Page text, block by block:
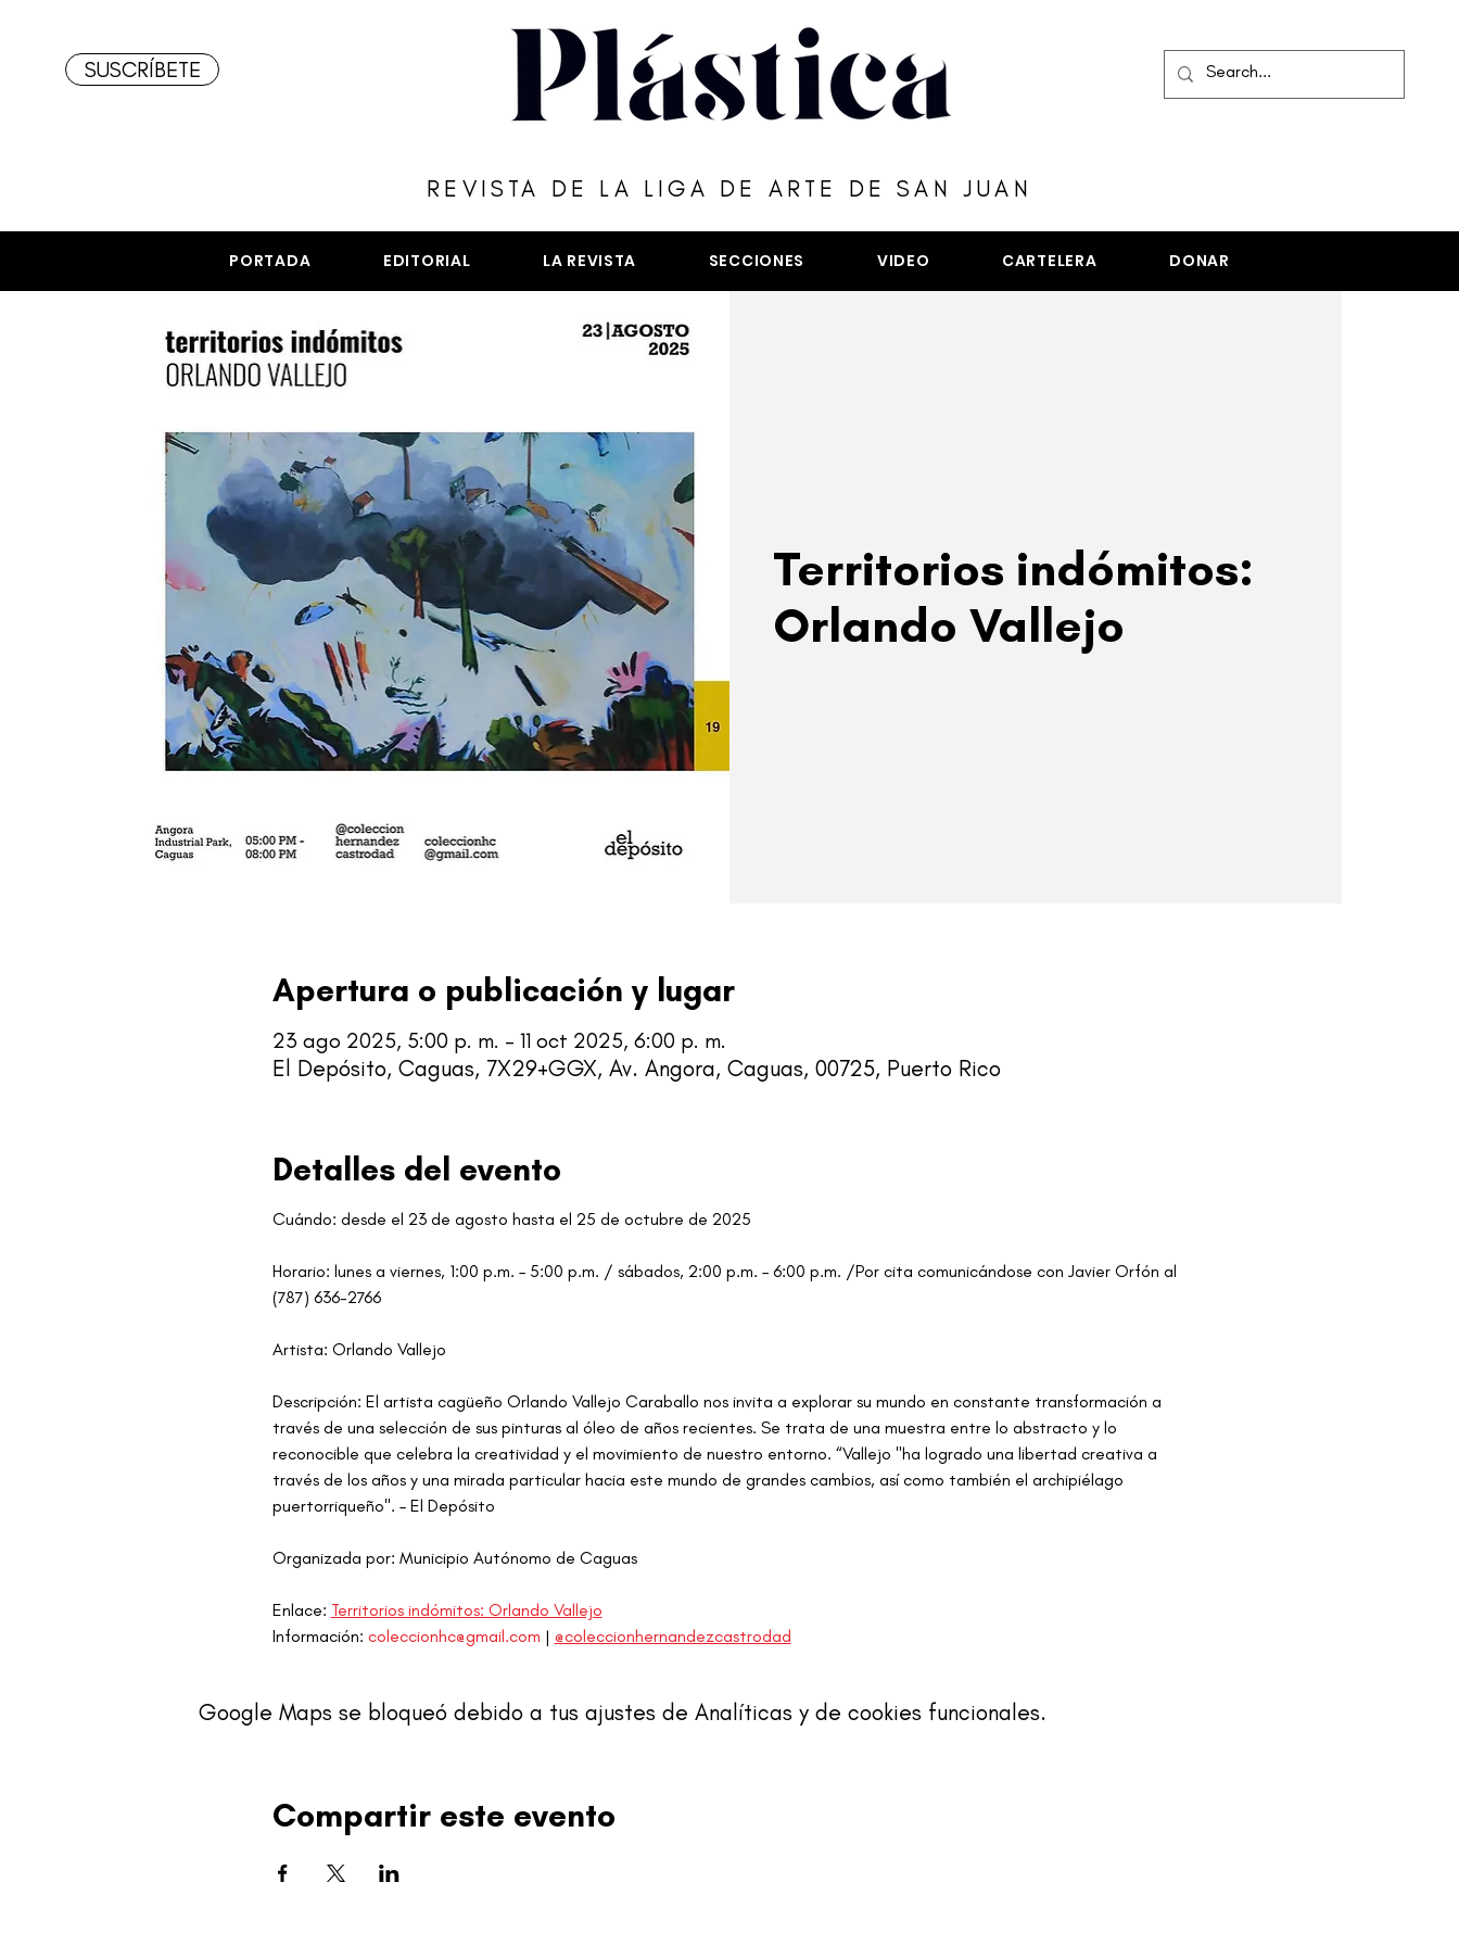
SUSCRÍBETE
REVISTA DE LA LIGA DE ARTE DE SAN JUAN
PORTADA EDITORIAL LA REVISTA SECCIONES VIDEO CARTELERA DONAR
Territorios indómitos:
Orlando Vallejo
Apertura o publicación y lugar
23 ago 2025, 5:00 p. m. – 11 oct 2025, 6:00 p. m.
El Depósito, Caguas, 7X29+GGX, Av. Angora, Caguas, 00725, Puerto Rico
Detalles del evento
Cuándo: desde el 23 de agosto hasta el 25 de octubre de 2025
Horario: lunes a viernes, 1:00 p.m. – 5:00 p.m. / sábados, 2:00 p.m. – 6:00 p.m. /Por cita comunicándose con Javier Orfón al
(787) 636-2766
Artista: Orlando Vallejo
Descripción: El artista cagüeño Orlando Vallejo Caraballo nos invita a explorar su mundo en constante transformación a
través de una selección de sus pinturas al óleo de años recientes. Se trata de una muestra entre lo abstracto y lo
reconocible que celebra la creatividad y el movimiento de nuestro entorno. “Vallejo "ha logrado una libertad creativa a
través de los años y una mirada particular hacia este mundo de grandes cambios, así como también el archipiélago
puertorriqueño". – El Depósito
Organizada por: Municipio Autónomo de Caguas
Enlace: Territorios indómitos: Orlando Vallejo
Información: coleccionhc@gmail.com | @coleccionhernandezcastrodad
Google Maps se bloqueó debido a tus ajustes de Analíticas y de cookies funcionales.
Compartir este evento